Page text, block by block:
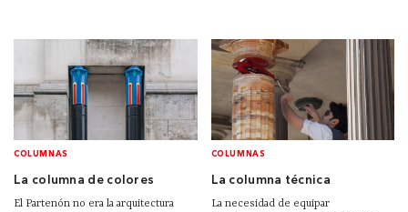
COLUMNAS
La columna de colores
El Partenón no era la arquitectura
COLUMNAS
La columna técnica
La necesidad de equipar